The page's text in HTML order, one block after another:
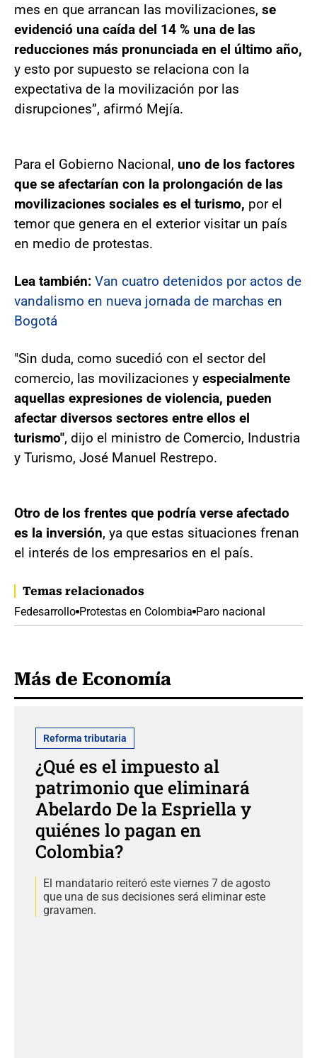
mes en que arrancan las movilizaciones, se
evidenció una caída del 14 % una de las
reducciones más pronunciada en el último año,
y esto por supuesto se relaciona con la
expectativa de la movilización por las
disrupciones”, afirmó Mejía.
Para el Gobierno Nacional, uno de los factores
que se afectarían con la prolongación de las
movilizaciones sociales es el turismo, por el
temor que genera en el exterior visitar un país
en medio de protestas.
Lea también: Van cuatro detenidos por actos de
vandalismo en nueva jornada de marchas en
Bogotá
"Sin duda, como sucedió con el sector del
comercio, las movilizaciones y especialmente
aquellas expresiones de violencia, pueden
afectar diversos sectores entre ellos el
turismo", dijo el ministro de Comercio, Industria
y Turismo, José Manuel Restrepo.
Otro de los frentes que podría verse afectado
es la inversión, ya que estas situaciones frenan
el interés de los empresarios en el país.
Temas relacionados
Fedesarrollo Protestas en Colombia Paro nacional
Más de Economía
Reforma tributaria
¿Qué es el impuesto al
patrimonio que eliminará
Abelardo De la Espriella y
quiénes lo pagan en
Colombia?
El mandatario reiteró este viernes 7 de agosto
que una de sus decisiones será eliminar este
gravamen.